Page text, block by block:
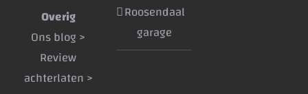
Overig
Ons blog >
Review
achterlaten >
Roosendaal
garage